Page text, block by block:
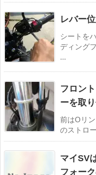
レバー
シートを
ディング
...
フロン
ーを取
前はOリ
のストロ
マイSV
フォー